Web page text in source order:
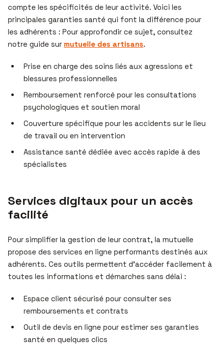
compte les spécificités de leur activité. Voici les
principales garanties santé qui font la différence pour
les adhérents : Pour approfondir ce sujet, consultez
notre guide sur mutuelle des artisans.
Prise en charge des soins liés aux agressions et
blessures professionnelles
Remboursement renforcé pour les consultations
psychologiques et soutien moral
Couverture spécifique pour les accidents sur le lieu
de travail ou en intervention
Assistance santé dédiée avec accès rapide à des
spécialistes
Services digitaux pour un accès
facilité
Pour simplifier la gestion de leur contrat, la mutuelle
propose des services en ligne performants destinés aux
adhérents. Ces outils permettent d’accéder facilement à
toutes les informations et démarches sans délai :
Espace client sécurisé pour consulter ses
remboursements et contrats
Outil de devis en ligne pour estimer ses garanties
santé en quelques clics